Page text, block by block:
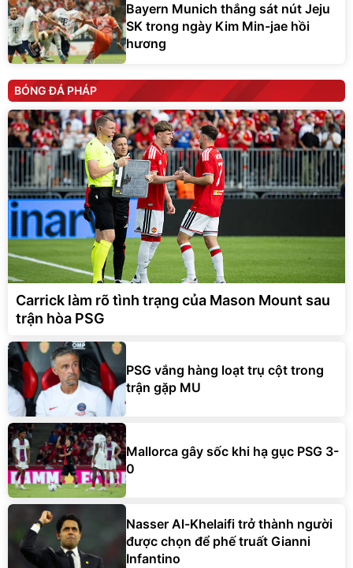
Bayern Munich thắng sát nút Jeju
SK trong ngày Kim Min-jae hồi
hương
BÓNG ĐÁ PHÁP
Carrick làm rõ tình trạng của Mason Mount sau
trận hòa PSG
PSG vắng hàng loạt trụ cột trong
trận gặp MU
Mallorca gây sốc khi hạ gục PSG 3-
0
Nasser Al-Khelaifi trở thành người
được chọn để phế truất Gianni
Infantino